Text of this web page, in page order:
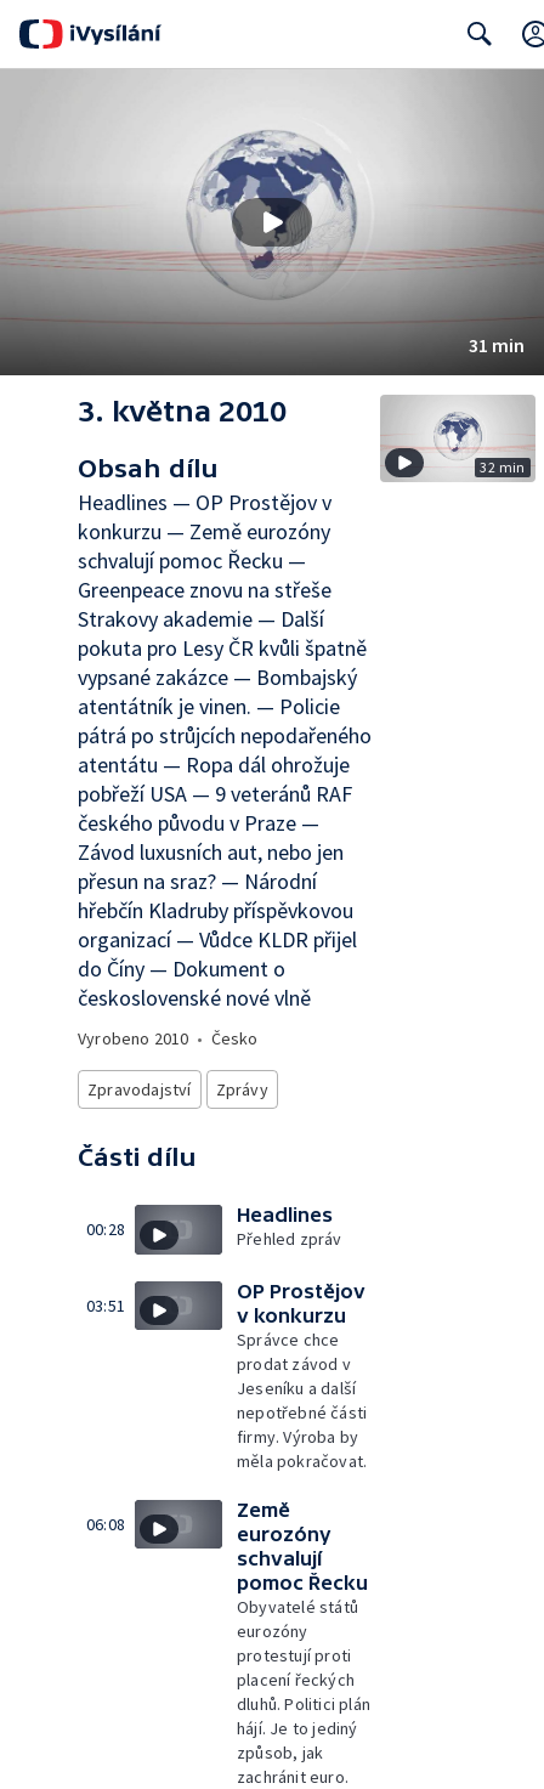
31 min
3. května 2010
Obsah dílu
Headlines — OP Prostějov v
konkurzu — Země eurozóny
schvalují pomoc Řecku —
Greenpeace znovu na střeše
Strakovy akademie — Další
pokuta pro Lesy ČR kvůli špatně
vypsané zakázce — Bombajský
atentátník je vinen. — Policie
pátrá po strůjcích nepodařeného
atentátu — Ropa dál ohrožuje
pobřeží USA — 9 veteránů RAF
českého původu v Praze —
Závod luxusních aut, nebo jen
přesun na sraz? — Národní
hřebčín Kladruby příspěvkovou
organizací — Vůdce KLDR přijel
do Číny — Dokument o
československé nové vlně
Vyrobeno 2010 • Česko
Zpravodajství Zprávy
Části dílu
00:28
Headlines
Přehled zpráv
03:51
OP Prostějov
v konkurzu
Správce chce
prodat závod v
Jeseníku a další
nepotřebné části
firmy. Výroba by
měla pokračovat.
06:08
Země
eurozóny
schvalují
pomoc Řecku
Obyvatelé států
eurozóny
protestují proti
placení řeckých
dluhů. Politici plán
hájí. Je to jediný
způsob, jak
zachránit euro.
32 min